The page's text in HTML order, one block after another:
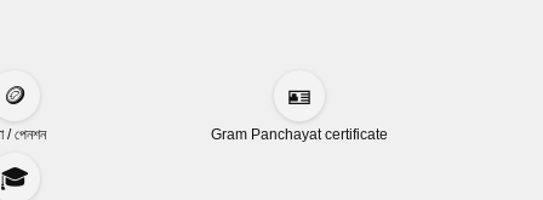
🪙
/ পেনশন
🪪
Gram Panchayat certificate
🎓